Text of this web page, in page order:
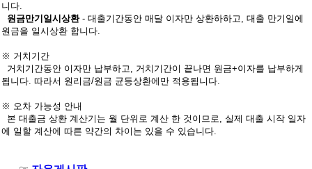
니다.
원금만기일시상환- 대출기간동안 매달 이자만 상환하하고, 대출 만기일에
원금을 일시상환 합니다.
※ 거치기간
거치기간동안 이자만 납부하고, 거치기간이 끝나면 원금+이자를 납부하게
됩니다. 따라서 원리금/원금 균등상환에만 적용됩니다.
※ 오차 가능성 안내
본 대출금 상환 계산기는 월 단위로 계산 한 것이므로, 실제 대출 시작 일자
에 일할 계산에 따른 약간의 차이는 있을 수 있습니다.